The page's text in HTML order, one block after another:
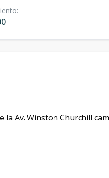
:
la Av. Winston Churchill